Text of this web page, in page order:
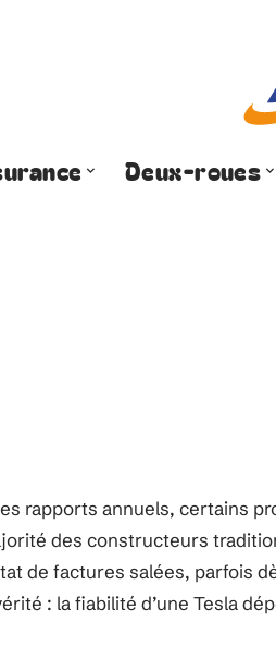
Deux-roues
rapports annuels, certains
des constructeurs
de factures salées, parfois
: la fiabilité d’une Tesla